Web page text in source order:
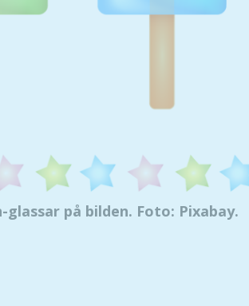
på bilden. Foto: Pixabay.